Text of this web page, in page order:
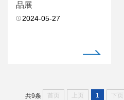
品展
2024-05-27
共9条 首页 上页 1 下页